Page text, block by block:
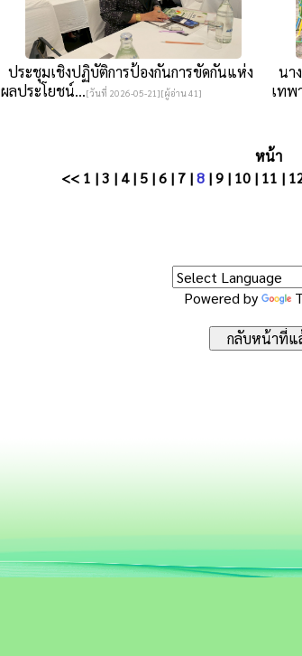
ประชุมเชิงปฏิบัติการป้องกันการขัดกันแห่ง
ผลประโยชน์...[วันที่ 2026-05-21][ผู้อ่าน 41]
นา
เทพ
หน้า
<< 1 |3 | 4| 5 |6 | 7 |8 |9 | 10 | 11 |
Powered by